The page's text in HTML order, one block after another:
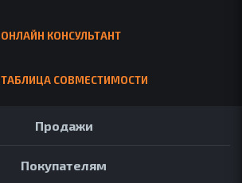
ОНЛАЙН КОНСУЛЬТАНТ
ТАБЛИЦА СОВМЕСТИМОСТИ
Продажи
Покупателям